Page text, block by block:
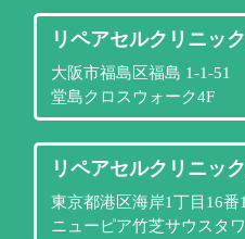
リペアセルクリニッ
大阪市福島区福島 1-1-51
堂島クロスウォーク4F
リペアセルクリニッ
東京都港区海岸1丁目16番
ニューピア竹芝サウスタ